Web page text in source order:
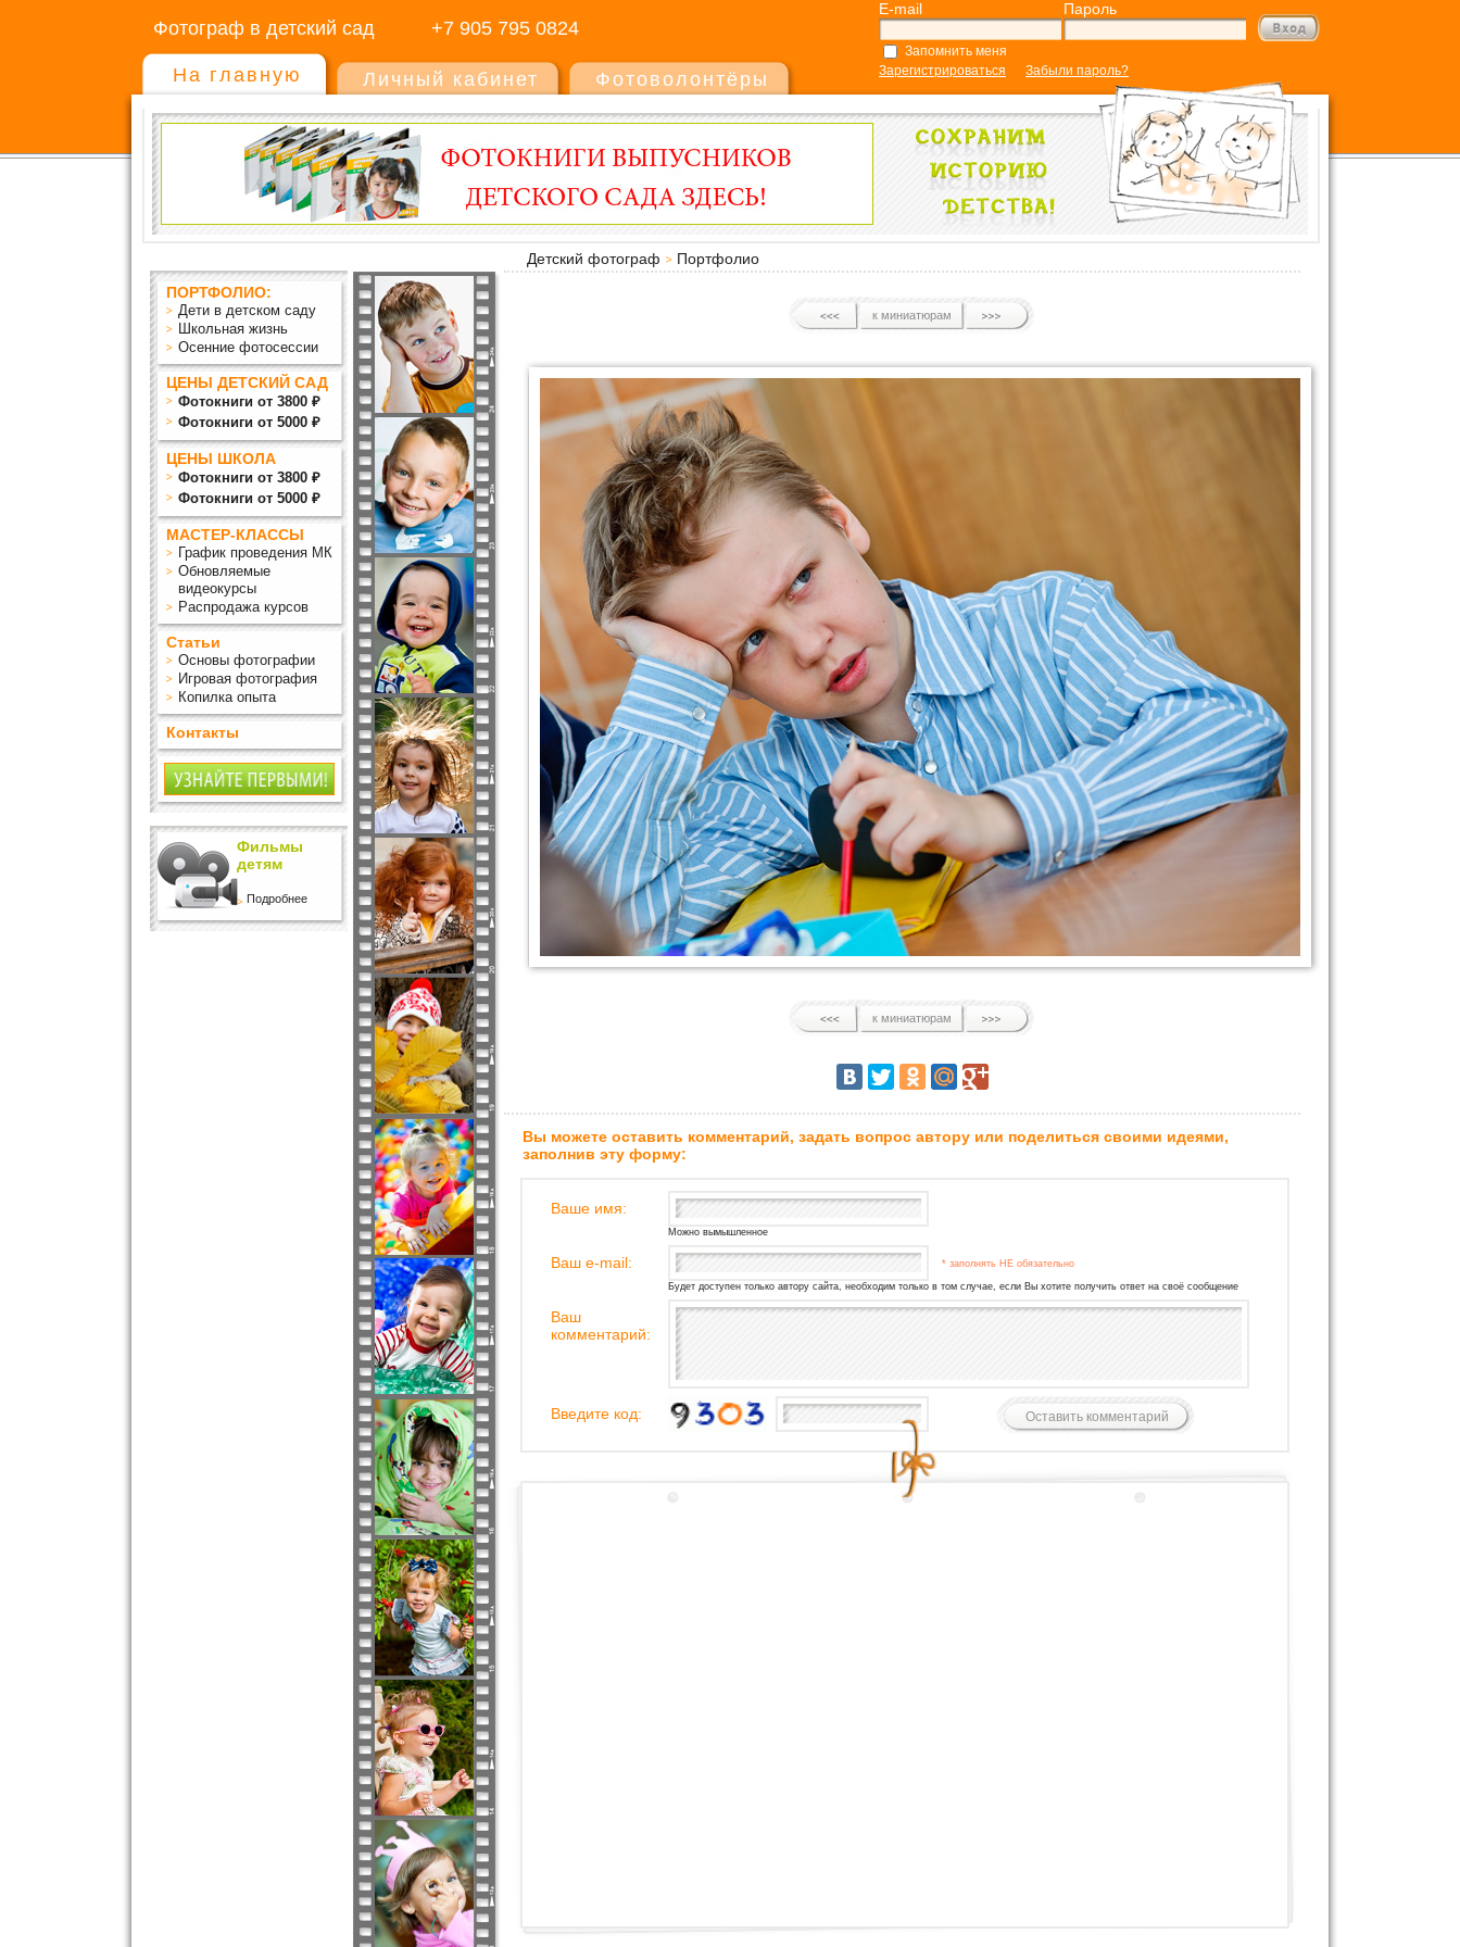
Фотограф в детский сад +7 905 795 0824
E-mail Пароль
Запомнить меня
Зарегистрироваться
Забыли пароль?
На главную Личный кабинет Фотоволонтёры
Детский фотограф
Портфолио
ПОРТФОЛИО:
Дети в детском саду
Школьная жизнь
Осенние фотосессии
ЦЕНЫ ДЕТСКИЙ САД
Фотокниги от 3800 ₽
Фотокниги от 5000 ₽
ЦЕНЫ ШКОЛА
Фотокниги от 3800 ₽
Фотокниги от 5000 ₽
МАСТЕР-КЛАССЫ
График проведения МК
Обновляемые
видеокурсы
Распродажа курсов
Статьи
Основы фотографии
Игровая фотография
Копилка опыта
Контакты
Фильмы
детям
Подробнее
к миниатюрам
к миниатюрам
Вы можете оставить комментарий, задать вопрос автору или поделиться своими идеями,
заполнив эту форму:
Ваше имя:
Можно вымышленное
Ваш e-mail: * заполнять НЕ обязательно
Будет доступен только автору сайта, необходим только в том случае, если Вы хотите получить ответ на своё сообщение
Ваш
комментарий:
Введите код: